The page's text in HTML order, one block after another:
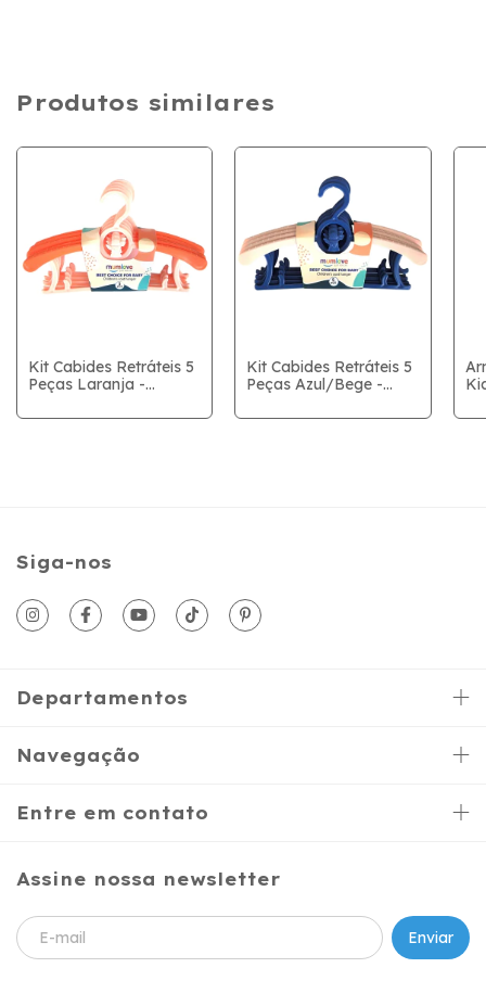
Produtos similares
Kit Cabides Retráteis 5
Peças Laranja -
Kit Cabides Retráteis 5
Peças Azul/Bege -
Siga-nos
Departamentos
Navegação
Entre em contato
Assine nossa newsletter